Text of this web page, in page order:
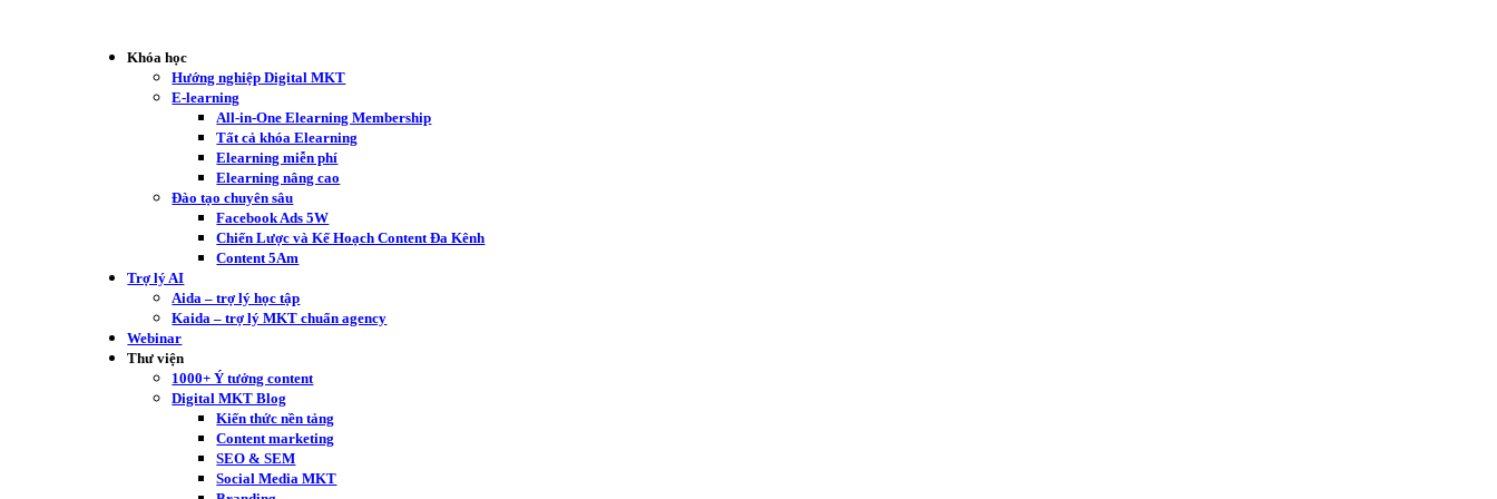
Khóa học
Hướng nghiệp Digital MKT
E-learning
All-in-One Elearning Membership
Tất cả khóa Elearning
Elearning miễn phí
Elearning nâng cao
Đào tạo chuyên sâu
Facebook Ads 5W
Chiến Lược và Kế Hoạch Content Đa Kênh
Content 5Am
Trợ lý AI
Aida – trợ lý học tập
Kaida – trợ lý MKT chuẩn agency
Webinar
Thư viện
1000+ Ý tưởng content
Digital MKT Blog
Kiến thức nền tảng
Content marketing
SEO & SEM
Social Media MKT